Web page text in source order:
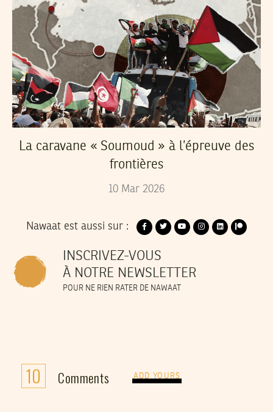
La caravane « Soumoud » à l’épreuve des
frontières
10 Mar 2026
Nawaat est aussi sur :
INSCRIVEZ-VOUS
À NOTRE NEWSLETTER
POUR NE RIEN RATER DE NAWAAT
10 Comments ADD YOURS